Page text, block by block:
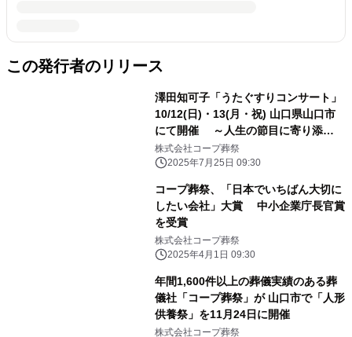
この発行者のリリース
澤田知可子「うたぐすりコンサート」
10/12(日)・13(月・祝) 山口県山口市
にて開催 ～人生の節目に寄り添
う“音楽の処方箋”～
株式会社コープ葬祭
2025年7月25日 09:30
コープ葬祭、「日本でいちばん大切に
したい会社」大賞 中小企業庁長官賞
を受賞
株式会社コープ葬祭
2025年4月1日 09:30
年間1,600件以上の葬儀実績のある葬
儀社「コープ葬祭」が 山口市で「人形
供養祭」を11月24日に開催
株式会社コープ葬祭